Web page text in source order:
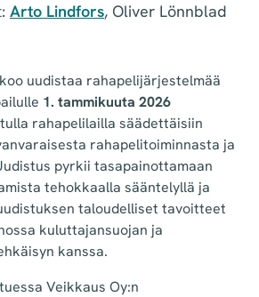
Arto Lindfors, Oliver Lönnblad
uudistaa rahapelijärjestelmää
1. tammikuuta 2026
rahapelilailla säädettäisiin
rahapelitoiminnasta ja
pyrkii tasapainottamaan
tehokkaalla sääntelyllä ja
taloudelliset tavoitteet
kuluttajansuojan ja
kanssa.
Veikkaus Oy:n